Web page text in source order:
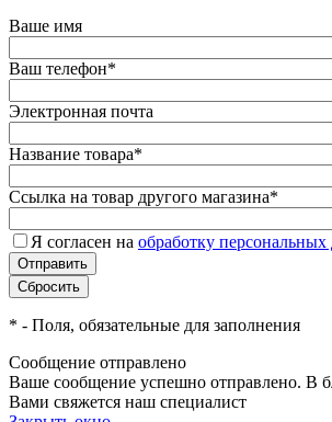
Ваше имя
Ваш телефон*
Электронная почта
Название товара*
Ссылка на товар другого магазина*
Я согласен на обработку
* - Поля, обязательные для заполнения
Сообщение отправлено
Ваше сообщение успешно отправлено. В
Вами свяжется наш специалист